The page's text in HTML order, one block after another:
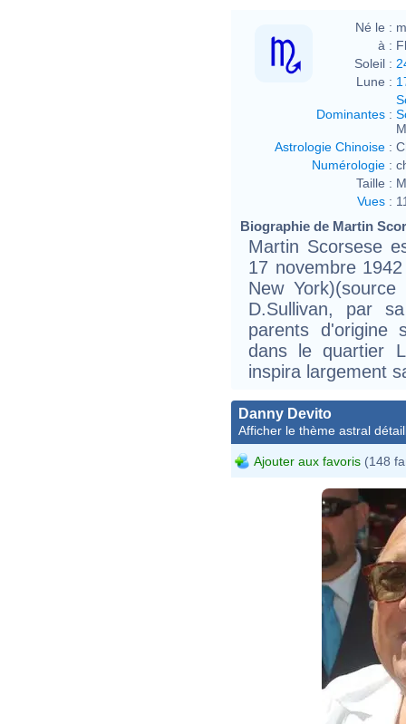
Né le :
à :
Soleil :
Lune :
Dominantes :
Astrologie Chinoise :
Numérologie :
Taille :
Vues :
Biographie de Martin
Martin Scorsese
17 novembre
New
D.Sullivan, par
parents d'origine
dans le quartier
inspira largement
Danny Devito
Afficher le thème astral
Ajouter aux favoris (148